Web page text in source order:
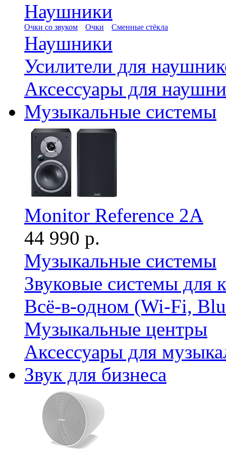
Наушники
Очки со звуком Очки Сменные стёкла
Наушники
Усилители для
Аксессуары для
Музыкальные системы
Monitor Reference 2A
44 990 р.
Музыкальные системы
Звуковые системы для
Всё-в-одном (Wi-Fi,
Музыкальные центры
Аксессуары для
Звук для бизнеса